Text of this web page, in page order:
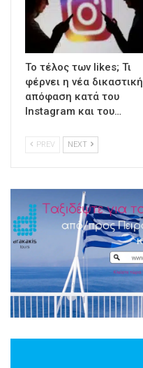
To τέλος των likes; Τι
φέρνει η νέα δικαστική
απόφαση κατά του
Instagram και του…
PREV NEXT